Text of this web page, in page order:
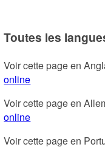
Toutes les
Voir cette page en
online
Voir cette page en
online
Voir cette page en